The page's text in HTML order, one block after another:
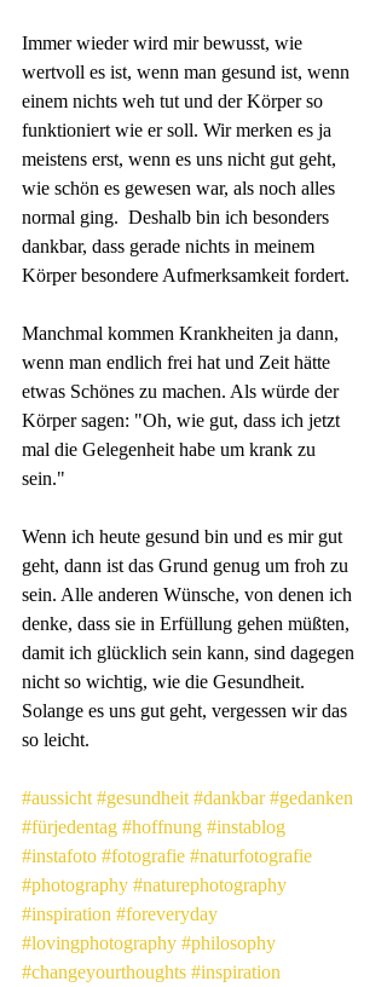
Immer wieder wird mir bewusst, wie
wertvoll es ist, wenn man gesund ist, wenn
einem nichts weh tut und der Körper so
funktioniert wie er soll. Wir merken es ja
meistens erst, wenn es uns nicht gut geht,
wie schön es gewesen war, als noch alles
normal ging.  Deshalb bin ich besonders
dankbar, dass gerade nichts in meinem
Körper besondere Aufmerksamkeit fordert.
Manchmal kommen Krankheiten ja dann,
wenn man endlich frei hat und Zeit hätte
etwas Schönes zu machen. Als würde der
Körper sagen: "Oh, wie gut, dass ich jetzt
mal die Gelegenheit habe um krank zu
sein."
Wenn ich heute gesund bin und es mir gut
geht, dann ist das Grund genug um froh zu
sein. Alle anderen Wünsche, von denen ich
denke, dass sie in Erfüllung gehen müßten,
damit ich glücklich sein kann, sind dagegen
nicht so wichtig, wie die Gesundheit.
Solange es uns gut geht, vergessen wir das
so leicht.
#aussicht #gesundheit #dankbar #gedanken
#fürjedentag #hoffnung #instablog
#instafoto #fotografie #naturfotografie
#photography #naturephotography
#inspiration #foreveryday
#lovingphotography #philosophy
#changeyourthoughts #inspiration